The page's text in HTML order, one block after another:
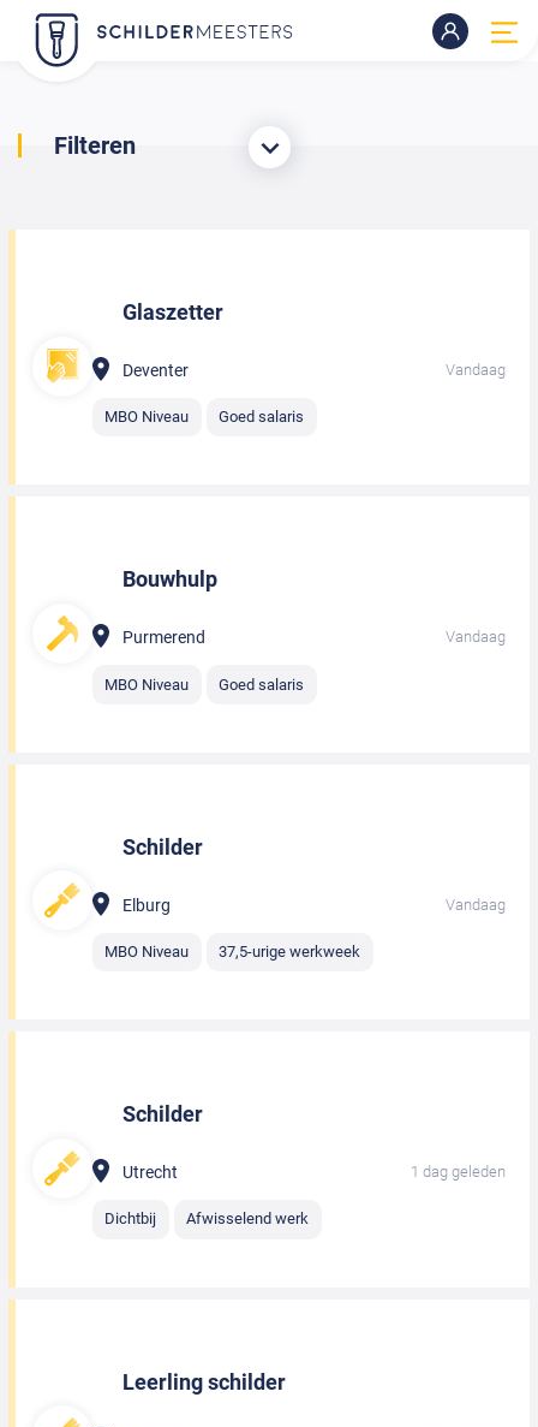
Filteren
Glaszetter
Deventer Vandaag
MBO Niveau Goed salaris
Bouwhulp
Purmerend Vandaag
MBO Niveau Goed salaris
Schilder
Elburg Vandaag
MBO Niveau 37,5-urige werkweek
Schilder
Utrecht 1 dag geleden
Dichtbij Afwisselend werk
Leerling schilder